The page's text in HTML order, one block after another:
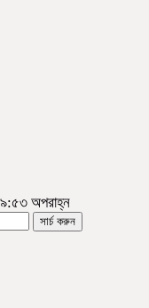
অপরাহ্ন
সার্চ করুন